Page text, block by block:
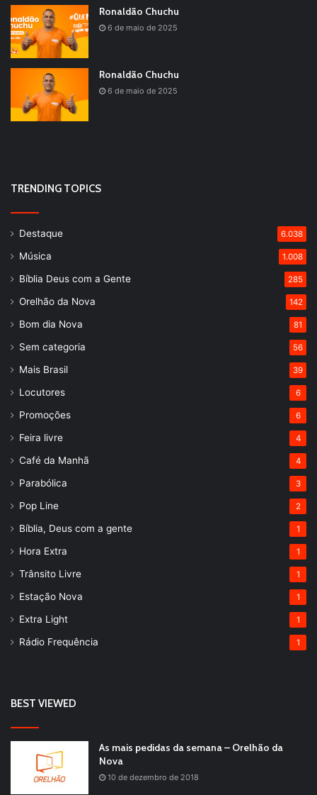
Ronaldão Chuchu
6 de maio de 2025
Ronaldão Chuchu
6 de maio de 2025
TRENDING TOPICS
Destaque 6.038
Música 1.008
Bíblia Deus com a Gente 285
Orelhão da Nova 142
Bom dia Nova 81
Sem categoria 56
Mais Brasil 39
Locutores 6
Promoções 6
Feira livre 4
Café da Manhã 4
Parabólica 3
Pop Line 2
Bíblia, Deus com a gente 1
Hora Extra 1
Trânsito Livre 1
Estação Nova 1
Extra Light 1
Rádio Frequência 1
BEST VIEWED
As mais pedidas da semana – Orelhão da
Nova
10 de dezembro de 2018